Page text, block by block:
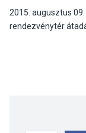
2015. augusztus
rendezvénytér